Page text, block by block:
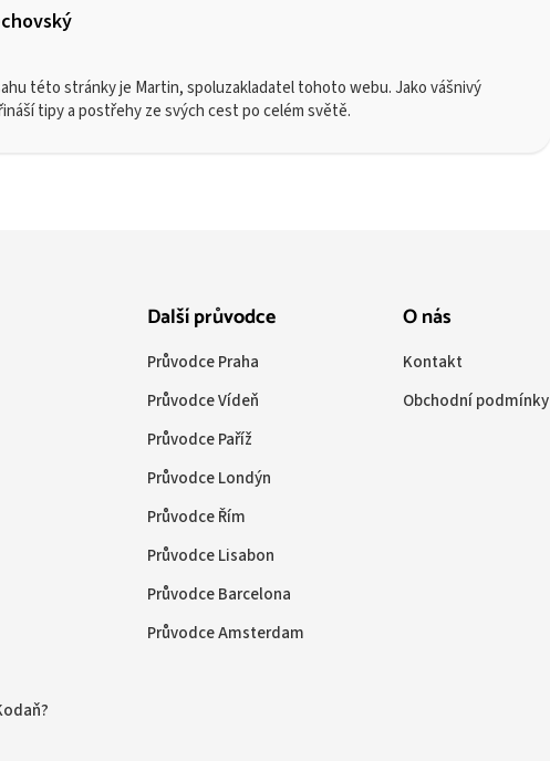
této stránky je Martin, spoluzakladatel tohoto webu. Jako vášnivý
tipy a postřehy ze svých cest po celém světě.
Další průvodce
Průvodce Praha
Průvodce Vídeň
Průvodce Paříž
Průvodce Londýn
Průvodce Řím
Průvodce Lisabon
Průvodce Barcelona
Průvodce Amsterdam
O nás
Kontakt
Obchodní podmínky